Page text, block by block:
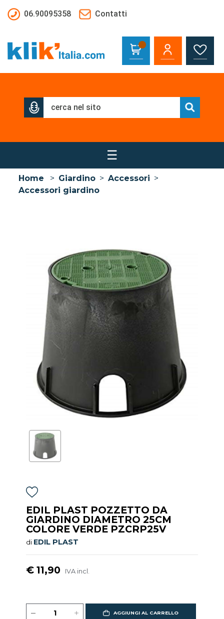
06.90095358
Contatti
☰
Home > Giardino > Accessori >
Accessori giardino
EDIL PLAST POZZETTO DA
GIARDINO DIAMETRO 25CM
COLORE VERDE PZCRP25V
di EDIL PLAST
€ 11,90 IVA incl.
AGGIUNGI AL CARRELLO